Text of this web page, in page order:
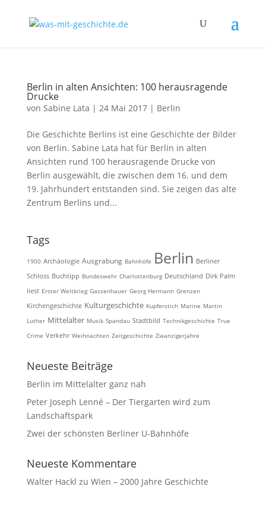
Berlin in alten Ansichten: 100 herausragende
Drucke
von Sabine Lata | 24 Mai 2017| Berlin
Die Geschichte Berlins ist eine Geschichte der Bilder
von Berlin. Sabine Lata hat für Berlin in alten
Ansichten rund 100 herausragende Drucke von
Berlin ausgewählt, die zwischen dem 16. und dem
19. Jahrhundert entstanden sind. Sie zeigen das alte
Zentrum Berlins und...
Tags
1900 Archäologie Ausgrabung Bahnhöfe Berlin Berliner
Schloss Buchtipp Bundeswehr Charlottenburg Deutschland Dirk Palm
liest Erster Weltkrieg Gassenhauer Georg Hermann Grenzen
Kirchengeschichte Kulturgeschichte Kupferstich Marine Martin
Luther Mittelalter Musik Spandau Stadtbild Technikgeschichte True
Crime Verkehr Weihnachten Zeitgeschichte Zwanzigerjahre
Neueste Beiträge
Berlin im Mittelalter ganz nah
Peter Joseph Lenné – Der Tiergarten wird zum
Landschaftspark
Zwei der schönsten Berliner U-Bahnhöfe
Neueste Kommentare
Walter Hackl zu Wien – 2000 Jahre Geschichte